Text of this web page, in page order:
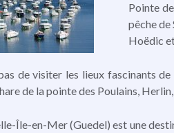
Pointe
pêche
Hoëdic
de visiter les lieux fascinants
de la pointe des Poulains,
Île-en-Mer (Guedel) est une